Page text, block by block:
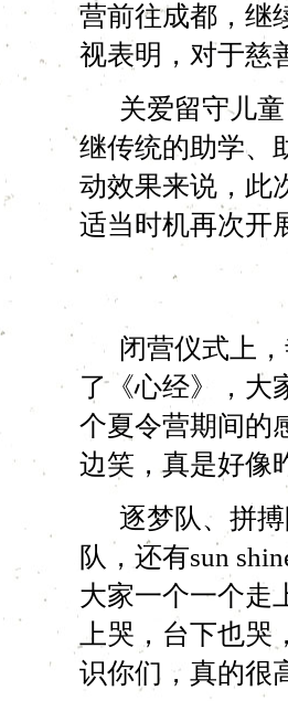
营前往成都，继
视表明，对于慈
关爱留守儿童
继传统的助学、
动效果来说，此
适当时机再次
闭营仪式上，
了《心经》，大
个夏令营期间的
边笑，真是好像
逐梦队、拼搏
队，还有sun
大家一个一个走
上哭，台下也
识你们，真的很